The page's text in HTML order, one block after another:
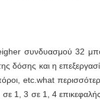
συνδυασμού 32
δόσης και η
etc.what
1, 3 σε 1, 4 επικεφαλής